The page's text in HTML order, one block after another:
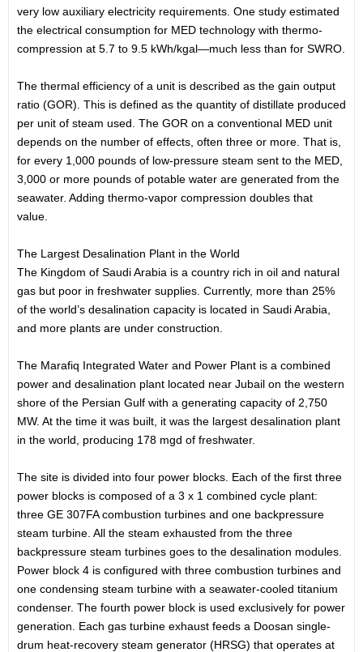
very low auxiliary electricity requirements. One study estimated
the electrical consumption for MED technology with thermo-
compression at 5.7 to 9.5 kWh/kgal—much less than for SWRO.
The thermal efficiency of a unit is described as the gain output
ratio (GOR). This is defined as the quantity of distillate produced
per unit of steam used. The GOR on a conventional MED unit
depends on the number of effects, often three or more. That is,
for every 1,000 pounds of low-pressure steam sent to the MED,
3,000 or more pounds of potable water are generated from the
seawater. Adding thermo-vapor compression doubles that
value.
The Largest Desalination Plant in the World
The Kingdom of Saudi Arabia is a country rich in oil and natural
gas but poor in freshwater supplies. Currently, more than 25%
of the world’s desalination capacity is located in Saudi Arabia,
and more plants are under construction.
The Marafiq Integrated Water and Power Plant is a combined
power and desalination plant located near Jubail on the western
shore of the Persian Gulf with a generating capacity of 2,750
MW. At the time it was built, it was the largest desalination plant
in the world, producing 178 mgd of freshwater.
The site is divided into four power blocks. Each of the first three
power blocks is composed of a 3 x 1 combined cycle plant:
three GE 307FA combustion turbines and one backpressure
steam turbine. All the steam exhausted from the three
backpressure steam turbines goes to the desalination modules.
Power block 4 is configured with three combustion turbines and
one condensing steam turbine with a seawater-cooled titanium
condenser. The fourth power block is used exclusively for power
generation. Each gas turbine exhaust feeds a Doosan single-
drum heat-recovery steam generator (HRSG) that operates at